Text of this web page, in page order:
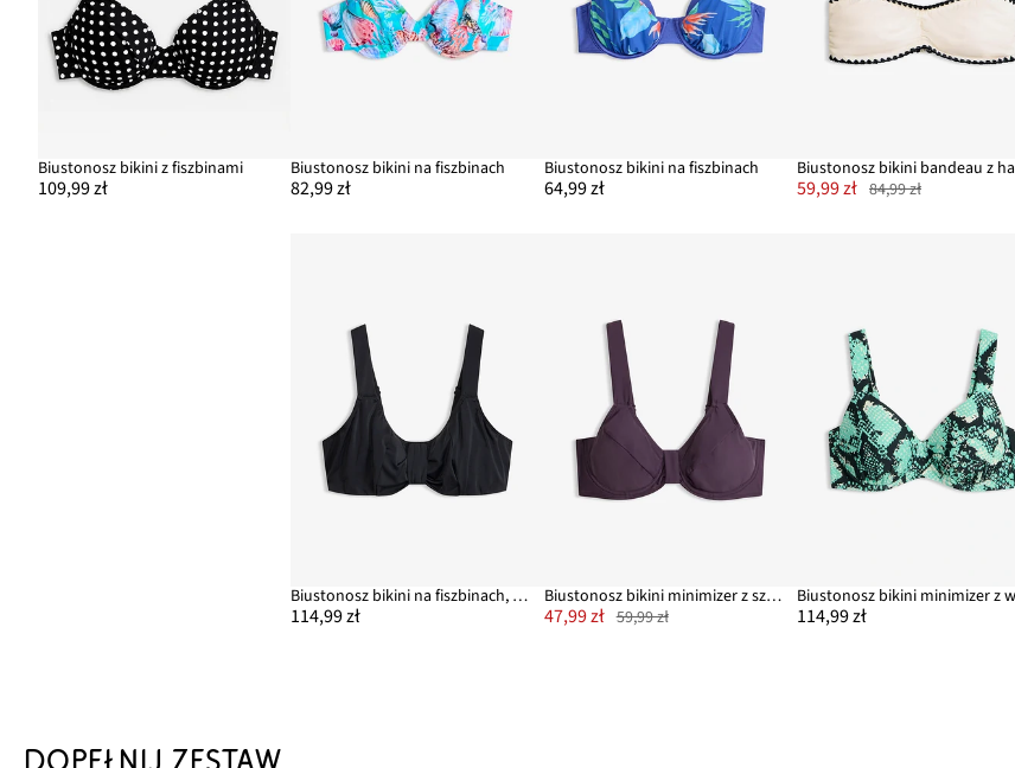
Biustonosz bikini z fiszbinami
109,99 zł
Biustonosz bikini na fiszbinach
82,99 zł
Biustonosz bikini na fiszbinach
64,99 zł 59,99 zł 84,99 zł
Biustonosz bikini na fiszbinach, z szybkoschnącego materiału i z wyściełanymi ramiączkami
114,99 zł
Biustonosz bikini minimizer z szerokimi ramiączkami
47,99 zł 59,99 zł 114,99 zł